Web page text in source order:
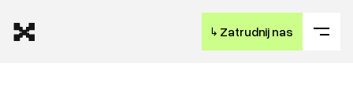
↳ Zatrudnij nas